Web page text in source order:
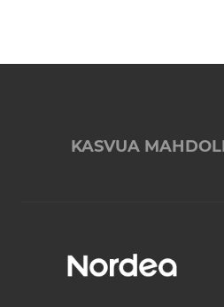
KASVUA